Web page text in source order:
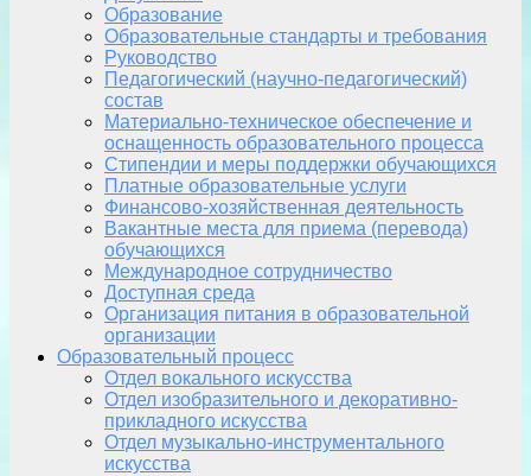
Образование
Образовательные стандарты и требования
Руководство
Педагогический (научно-педагогический)
состав
Материально-техническое обеспечение и
оснащенность образовательного процесса
Стипендии и меры поддержки обучающихся
Платные образовательные услуги
Финансово-хозяйственная деятельность
Вакантные места для приема (перевода)
обучающихся
Международное сотрудничество
Доступная среда
Организация питания в образовательной
организации
Образовательный процесс
Отдел вокального искусства
Отдел изобразительного и декоративно-
прикладного искусства
Отдел музыкально-инструментального
искусства